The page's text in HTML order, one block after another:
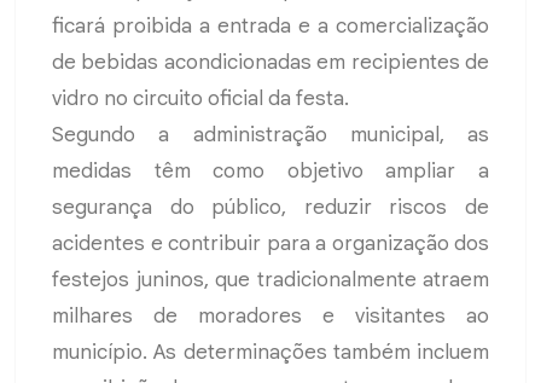
ficará proibida a entrada e a comercialização
de bebidas acondicionadas em recipientes de
vidro no circuito oficial da festa.
Segundo a administração municipal, as
medidas têm como objetivo ampliar a
segurança do público, reduzir riscos de
acidentes e contribuir para a organização dos
festejos juninos, que tradicionalmente atraem
milhares de moradores e visitantes ao
município. As determinações também incluem